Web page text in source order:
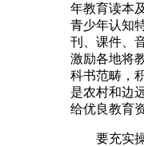
年教育读本
青少年认知
刊、课件、
激励各地将
科书范畴，
是农村和边
给优良教育
要充实操